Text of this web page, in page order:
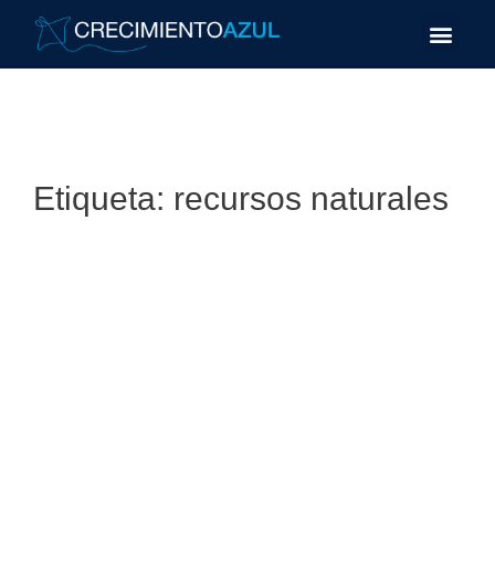
Etiqueta: recursos naturales